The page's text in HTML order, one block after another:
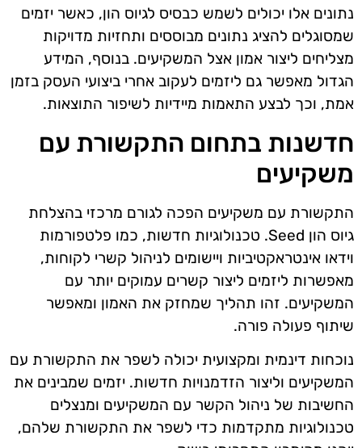
נתונים אלו יכולים לשמש כבסיס לגיוס הון, כאשר יזמים
שמסוגלים להציג נתונים מבוססים ותחזיות מדויקות
מצליחים ליצור אמון אצל המשקיעים. בנוסף, המידע
הגדול מאפשר גם ליזמים לעקוב אחרי ביצועי העסק בזמן
אמת, וכך לבצע התאמות מיידיות לשיפור התוצאות.
חדשנות בתחום התקשורת עם
משקיעים
התקשורת עם משקיעים הפכה לגורם מרכזי בהצלחת
גיוס הון Seed. טכנולוגיות חדשות, כמו פלטפורמות
וידאו אינטראקטיביות ויישומים לניהול קשרי לקוחות,
מאפשרות ליזמים ליצור קשרים עמוקים יותר עם
המשקיעים. זהו תהליך שמחזק את האמון ומאפשר
שיתוף פעולה פורה.
נוכחות דינמית ומקצועית יכולה לשפר את התקשורת עם
המשקיעים וליצור הזדמנויות חדשות. יזמים שמבינים את
החשיבות של ניהול הקשר עם המשקיעים ומנצלים
טכנולוגיות מתקדמות כדי לשפר את התקשורת שלהם,